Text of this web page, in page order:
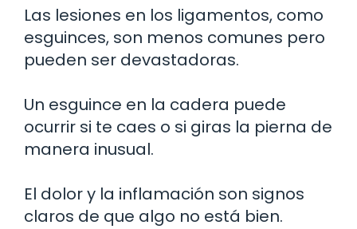
Las lesiones en los ligamentos, como
esguinces, son menos comunes pero
pueden ser devastadoras.
Un esguince en la cadera puede
ocurrir si te caes o si giras la pierna de
manera inusual.
El dolor y la inflamación son signos
claros de que algo no está bien.